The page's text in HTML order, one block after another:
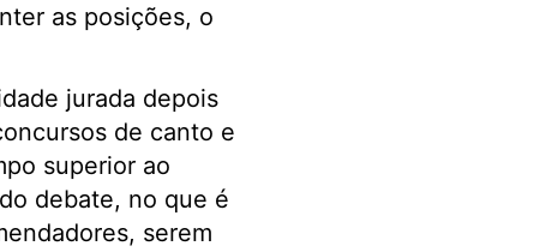
as posições, o
jurada depois
de canto e
superior ao
debate, no que é
serem